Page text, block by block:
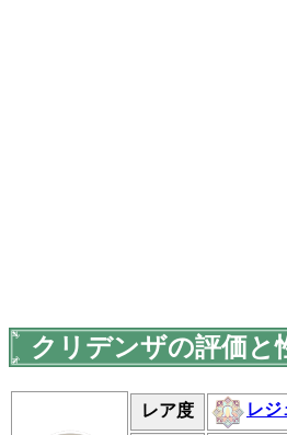
クリデンザの評価と
レア度 レジ